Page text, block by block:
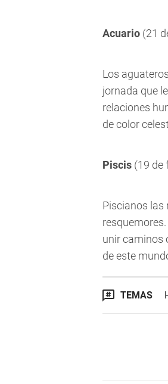
Acuario (21
Los
jornada que
relaciones
de color
Piscis (19 de
Piscianos las
unir caminos
de este
TEMAS